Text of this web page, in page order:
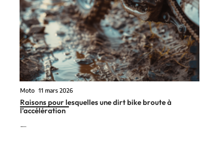
Moto 11 mars 2026
Raisons pour lesquelles une dirt bike broute à
l’accélération
En vogue